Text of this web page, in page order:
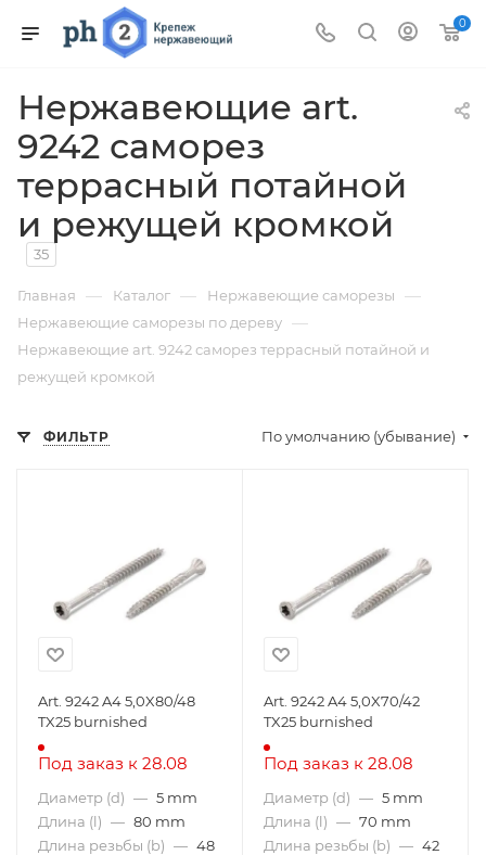
0
Нержавеющие art.
9242 саморез
террасный потайной
и режущей кромкой
35
Главная — Каталог — Нержавеющие саморезы —
Нержавеющие саморезы по дереву —
Нержавеющие art. 9242 саморез террасный потайной и
режущей кромкой
ФИЛЬТР По умолчанию (убывание)
Art. 9242 A4 5,0X80/48
TX25 burnished
Под заказ к 28.08
Диаметр (d) — 5 mm
Длина (l) — 80 mm
Длина резьбы (b) — 48
Art. 9242 A4 5,0X70/42
TX25 burnished
Под заказ к 28.08
Диаметр (d) — 5 mm
Длина (l) — 70 mm
Длина резьбы (b) — 42